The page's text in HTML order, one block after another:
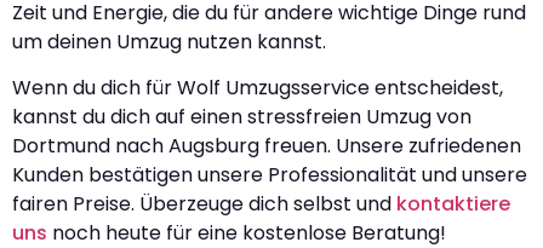
Zeit und Energie, die du für andere wichtige Dinge rund
um deinen Umzug nutzen kannst.
Wenn du dich für Wolf Umzugsservice entscheidest,
kannst du dich auf einen stressfreien Umzug von
Dortmund nach Augsburg freuen. Unsere zufriedenen
Kunden bestätigen unsere Professionalität und unsere
fairen Preise. Überzeuge dich selbst und kontaktiere
uns noch heute für eine kostenlose Beratung!